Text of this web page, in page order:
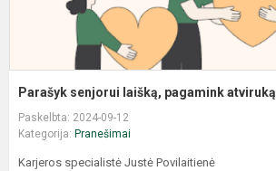
Parašyk senjorui laišką, pagamink atviruką
Paskelbta: 2024-09-12
Kategorija: Pranešimai
Karjeros specialistė Justė Povilaitienė